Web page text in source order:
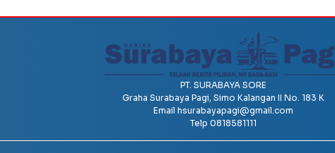
PT. SURABAYA SORE
Graha Surabaya Pagi, Simo Kalangan II No. 183 K
Email hsurabayapagi@gmail.com
Telp 0818581111